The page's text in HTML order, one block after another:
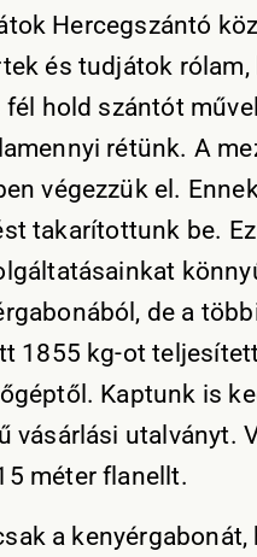
Hercegszántó
és tudjátok
fél hold szántót
rétünk. A
végezzük el.
takarítottunk be.
de a
1855 kg-ot
Kaptunk is
vásárlási utalványt.
méter flanellt.
a